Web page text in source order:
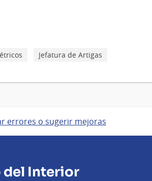
Jefatura de Artigas
errores o sugerir mejoras
Interior